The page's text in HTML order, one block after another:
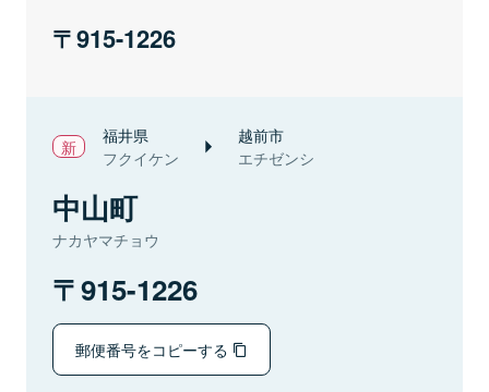
915-1226
福井県
フクイケン
越前市
エチゼンシ
中山町
ナカヤマチョウ
915-1226
郵便番号をコピーする